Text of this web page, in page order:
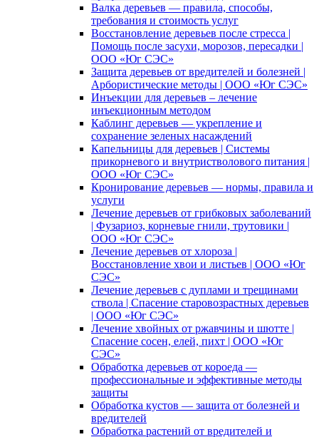
Валка деревьев — правила, способы,
требования и стоимость услуг
Восстановление деревьев после стресса |
Помощь после засухи, морозов, пересадки |
ООО «Юг СЭС»
Защита деревьев от вредителей и болезней |
Арбористические методы | ООО «Юг СЭС»
Инъекции для деревьев – лечение
инъекционным методом
Каблинг деревьев — укрепление и
сохранение зеленых насаждений
Капельницы для деревьев | Системы
прикорневого и внутристволового питания |
ООО «Юг СЭС»
Кронирование деревьев — нормы, правила и
услуги
Лечение деревьев от грибковых заболеваний
| Фузариоз, корневые гнили, трутовики |
ООО «Юг СЭС»
Лечение деревьев от хлороза |
Восстановление хвои и листьев | ООО «Юг
СЭС»
Лечение деревьев с дуплами и трещинами
ствола | Спасение старовозрастных деревьев
| ООО «Юг СЭС»
Лечение хвойных от ржавчины и шютте |
Спасение сосен, елей, пихт | ООО «Юг
СЭС»
Обработка деревьев от короеда —
профессиональные и эффективные методы
защиты
Обработка кустов — защита от болезней и
вредителей
Обработка растений от вредителей и